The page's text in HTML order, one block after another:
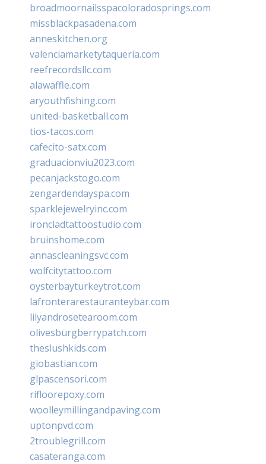
broadmoornailsspacoloradosprings.com
missblackpasadena.com
anneskitchen.org
valenciamarketytaqueria.com
reefrecordsllc.com
alawaffle.com
aryouthfishing.com
united-basketball.com
tios-tacos.com
cafecito-satx.com
graduacionviu2023.com
pecanjackstogo.com
zengardendayspa.com
sparklejewelryinc.com
ironcladtattoostudio.com
bruinshome.com
annascleaningsvc.com
wolfcitytattoo.com
oysterbayturkeytrot.com
lafronterarestauranteybar.com
lilyandrosetearoom.com
olivesburgberrypatch.com
theslushkids.com
giobastian.com
glpascensori.com
rifloorepoxy.com
woolleymillingandpaving.com
uptonpvd.com
2troublegrill.com
casateranga.com